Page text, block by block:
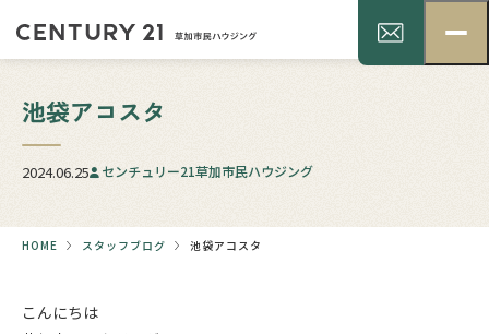
池袋アコスタ
2024.06.25 センチュリー21草加市民ハウジング
HOME スタッフブログ 池袋アコスタ
こんにちは